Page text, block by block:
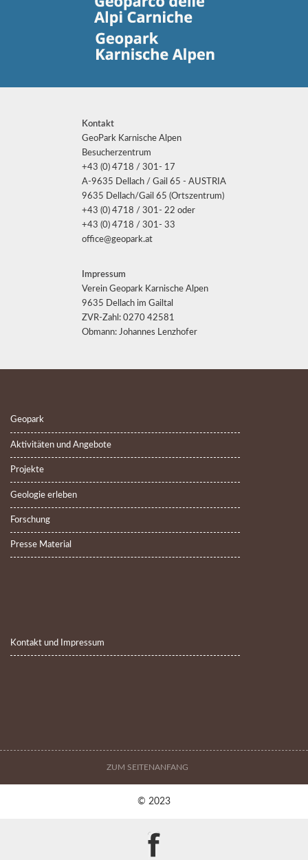
Kontakt
GeoPark Karnische Alpen
Besucherzentrum
+43 (0) 4718 / 301- 17
A-9635 Dellach / Gail 65 - AUSTRIA
9635 Dellach/Gail 65 (Ortszentrum)
+43 (0) 4718 / 301- 22 oder
+43 (0) 4718 / 301- 33
office@geopark.at
Impressum
Verein Geopark Karnische Alpen
9635 Dellach im Gailtal
ZVR-Zahl: 0270 42581
Obmann: Johannes Lenzhofer
Geopark
Aktivitäten und Angebote
Projekte
Geologie erleben
Forschung
Presse Material
Kontakt und Impressum
ZUM SEITENANFANG
© 2023